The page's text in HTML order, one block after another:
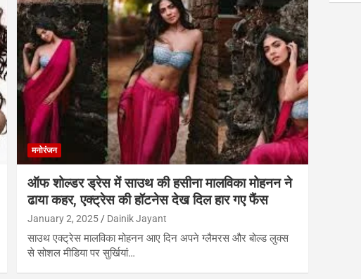
मनोरंजन
ऑफ शोल्डर ड्रेस में साउथ की हसीना मालविका मोहनन ने
ढाया कहर, एक्ट्रेस की हॉटनेस देख दिल हार गए फैंस
January 2, 2025 Dainik Jayant
साउथ एक्ट्रेस मालविका मोहनन आए दिन अपने ग्लैमरस और बोल्ड लुक्स
से सोशल मीडिया पर सुर्खियां…